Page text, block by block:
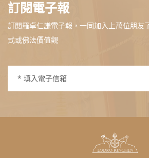
訂閱電子報
訂閱羅卓仁謙電子報，一同加入上萬位朋友
式或佛法價值觀